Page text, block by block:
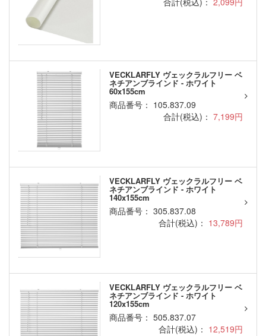
VECKLARFLY ヴェックラルフリー ベ
ネチアンブラインド - ホワイト
60x155cm
商品番号： 105.837.09
合計(税込)： 7,199円
VECKLARFLY ヴェックラルフリー ベ
ネチアンブラインド - ホワイト
140x155cm
商品番号： 305.837.08
合計(税込)： 13,789円
VECKLARFLY ヴェックラルフリー ベ
ネチアンブラインド - ホワイト
120x155cm
商品番号： 505.837.07
合計(税込)： 12,519円